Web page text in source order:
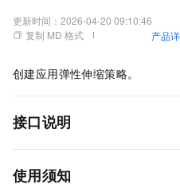
更新时间： 2026-04-20 09:10:46
复制 MD 格式
产品
创建应用弹性伸缩策略。
接口说明
使用须知